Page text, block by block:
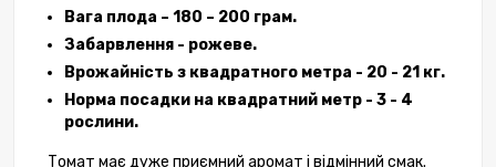
Вага плода – 180 – 200 грам.
Забарвлення - рожеве.
Врожайність з квадратного метра - 20 - 21 кг.
Норма посадки на квадратний метр - 3 - 4
рослини.
Томат має дуже приємний аромат і відмінний смак.